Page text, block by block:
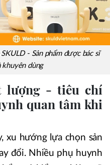
- Sản phẩm được bác sĩ
khuyên dùng
lượng - tiêu chí
quan tâm khi
xu hướng lựa chọn sản
đổi. Nhiều phụ huynh